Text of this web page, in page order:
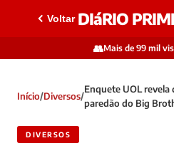
Voltar DIáRIO
👥Mais de 99 mil
Início/Diversos/
Enquete UOL revela
paredão do Big
DIVERSOS